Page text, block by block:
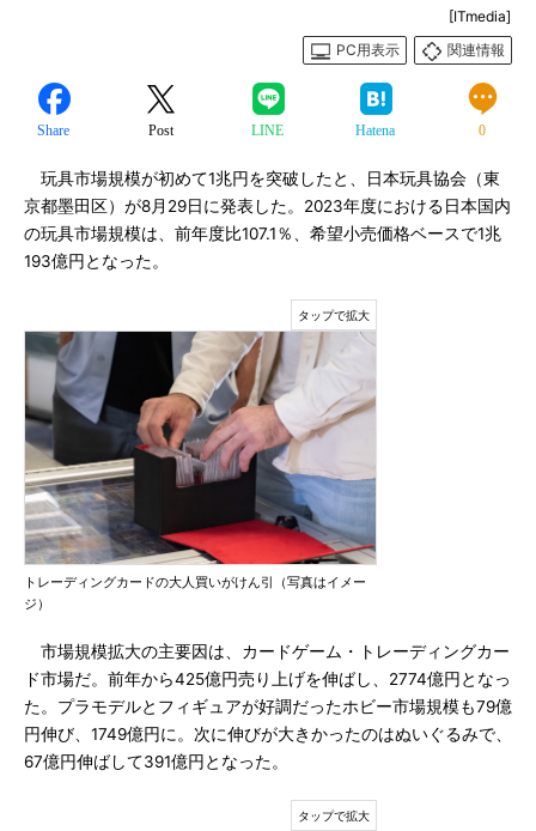
[ITmedia]
PC用表示
関連情報
Share Post LINE Hatena 0
玩具市場規模が初めて1兆円を突破したと、日本玩具協会（東
京都墨田区）が8月29日に発表した。2023年度における日本国内
の玩具市場規模は、前年度比107.1％、希望小売価格ベースで1兆
193億円となった。
トレーディングカードの大人買いがけん引（写真はイメー
ジ）
市場規模拡大の主要因は、カードゲーム・トレーディングカー
ド市場だ。前年から425億円売り上げを伸ばし、2774億円となっ
た。プラモデルとフィギュアが好調だったホビー市場規模も79億
円伸び、1749億円に。次に伸びが大きかったのはぬいぐるみで、
67億円伸ばして391億円となった。